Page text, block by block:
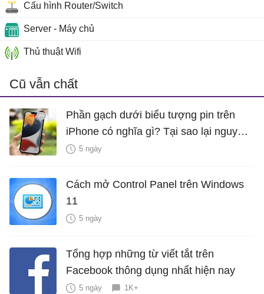
Cấu hình Router/Switch
Server - Máy chủ
Thủ thuật Wifi
Cũ vẫn chất
Phần gạch dưới biểu tượng pin trên
iPhone có nghĩa gì? Tại sao lại nguy
hiểm?
5 ngày
Cách mở Control Panel trên Windows
11
5 ngày
Tổng hợp những từ viết tắt trên
Facebook thông dụng nhất hiện nay
5 ngày 1K+